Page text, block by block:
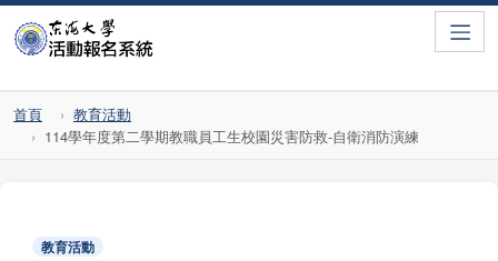
首頁
教育活動
114學年度第二學期教職員工生校園災害防救-自衛消防演練
教育活動